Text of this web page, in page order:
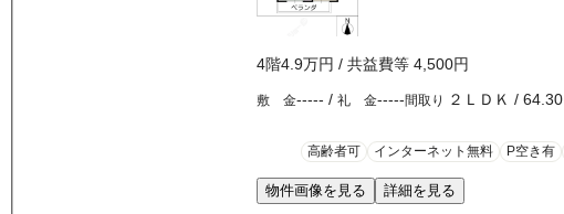
4階4.9万円 / 共益費等 4,500円
敷 金----- / 礼 金-----間取り ２ＬＤＫ / 64.30
高齢者可 インターネット無料 P空き有
物件画像を見る 詳細を見る